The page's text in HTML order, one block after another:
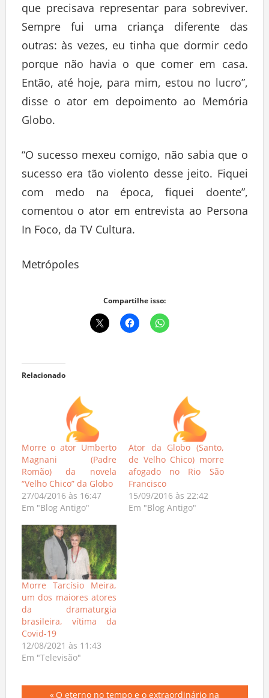
que precisava representar para sobreviver.
Sempre fui uma criança diferente das
outras: às vezes, eu tinha que dormir cedo
porque não havia o que comer em casa.
Então, até hoje, para mim, estou no lucro”,
disse o ator em depoimento ao Memória
Globo.
“O sucesso mexeu comigo, não sabia que o
sucesso era tão violento desse jeito. Fiquei
com medo na época, fiquei doente”,
comentou o ator em entrevista ao Persona
In Foco, da TV Cultura.
Metrópoles
Compartilhe isso:
Relacionado
Morre o ator Umberto
Magnani (Padre
Romão) da novela
“Velho Chico” da Globo
27/04/2016 às 16:47
Em "Blog Antigo"
Ator da Globo (Santo,
de Velho Chico) morre
afogado no Rio São
Francisco
15/09/2016 às 22:42
Em "Blog Antigo"
Morre Tarcísio Meira,
um dos maiores atores
da dramaturgia
brasileira, vítima da
Covid-19
12/08/2021 às 11:43
Em "Televisão"